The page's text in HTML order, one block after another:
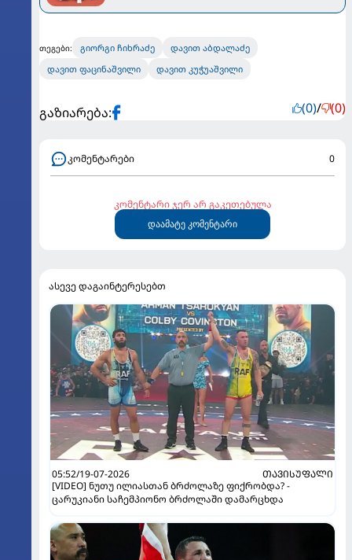
თეგები: გიორგი ჩიხრაძე
დავით აბდალაძე
დავით ფაცინაშვილი
დავით კუჭუაშვილი
გაზიარება: (0)/ (0)
კომენტარები 0
კომენტარი ჯერ არ გაკეთებულა
დაამატე კომენტარი
ასევე დაგაინტერესებთ
05:52/19-07-2026
ᲗᲐᲕᲘᲡᲣᲤᲐᲚᲘ
[VIDEO] ნუთუ ილიასთან ბრძოლაზე ფიქრობდა? -
ცარუკიანი საჩემპიონო ბრძოლაში დამარცხდა